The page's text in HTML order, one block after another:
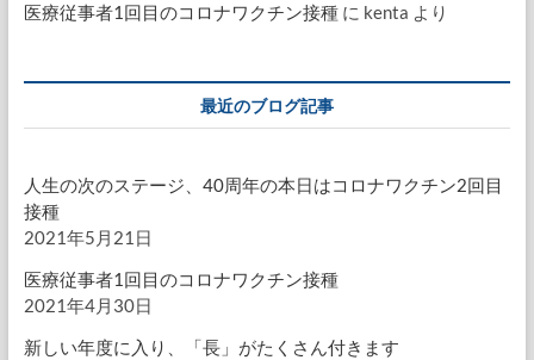
医療従事者1回目のコロナワクチン接種に kenta より
最近のブログ記事
人生の次のステージ、40周年の本日はコロナワクチン2回目
接種
2021年5月21日
医療従事者1回目のコロナワクチン接種
2021年4月30日
新しい年度に入り、「長」がたくさん付きます